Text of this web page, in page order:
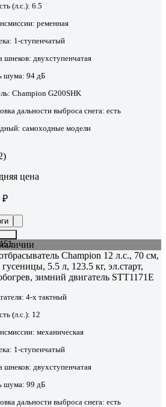
(л.с.): 6.5
ременная
1-ступенчатый
шнеков: двухступенчатая
шума: 94 дБ
Champion G200SHK
дальности выброса снега: есть
самоходные модели
цена
₽
Champion 12 л.с., 70 см,
5.5 л, 123.5 кг, эл.старт,
зимний двигатель STT1171E
4-х тактный
(л.с.): 12
механическая
1-ступенчатый
шнеков: двухступенчатая
шума: 99 дБ
дальности выброса снега: есть